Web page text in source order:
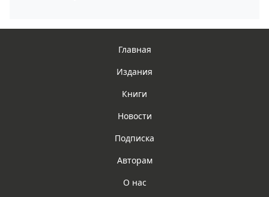
Главная
Издания
Книги
Новости
Подписка
Авторам
О нас